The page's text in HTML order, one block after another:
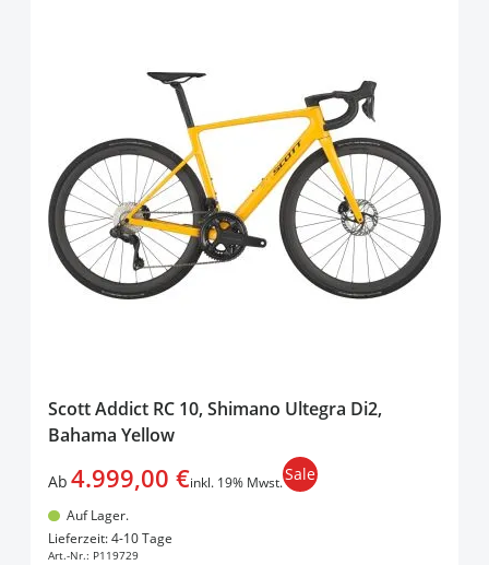
Scott Addict RC 10, Shimano Ultegra Di2,
Bahama Yellow
Ab 4.999,00 €inkl. 19% Mwst.Sale
Auf Lager.
Lieferzeit: 4-10 Tage
Art.-Nr.: P119729